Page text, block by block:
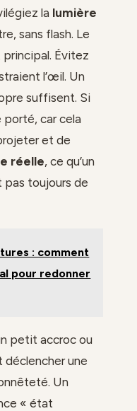
la lumière
sans flash. Le
Évitez
l’œil. Un
suffisent. Si
porté, car cela
et de
réelle, ce qu’un
toujours de
: comment
pour redonner
petit accroc ou
déclencher une
Un
« état